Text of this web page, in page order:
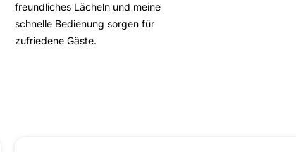
freundliches Lächeln und meine
schnelle Bedienung sorgen für
zufriedene Gäste.